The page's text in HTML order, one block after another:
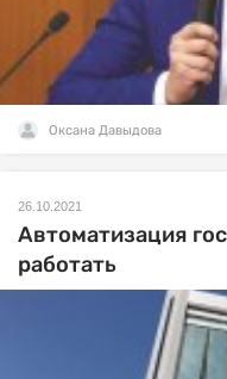
Оксана Давыдова
26.10.2021
Автоматизация
работать